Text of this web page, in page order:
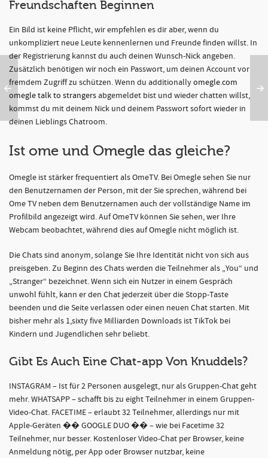
Freundschaften Beginnen
Ein Bild ist keine Pflicht, wir empfehlen es dir aber, wenn du
unkompliziert neue Leute kennenlernen und Freunde finden willst. In
der Registrierung kannst du auch deinen Wunsch-Nick angeben.
Zusätzlich benötigen wir noch ein Passwort, um deinen Account vor
fremdem Zugriff zu schützen. Wenn du additionallyomegle.com
omegle talk to strangers abgemeldet bist und wieder chatten willst,
kommst du mit deinem Nick und deinem Passwort sofort wieder in
deinen Lieblings Chatroom.
Ist ome und Omegle das gleiche?
Omegle ist stärker frequentiert als OmeTV. Bei Omegle sehen Sie nur
den Benutzernamen der Person, mit der Sie sprechen, während bei
Ome TV neben dem Benutzernamen auch der vollständige Name im
Profilbild angezeigt wird. Auf OmeTV können Sie sehen, wer Ihre
Webcam beobachtet, während dies auf Omegle nicht möglich ist.
Die Chats sind anonym, solange Sie Ihre Identität nicht von sich aus
preisgeben. Zu Beginn des Chats werden die Teilnehmer als „You“ und
„Stranger“ bezeichnet. Wenn sich ein Nutzer in einem Gespräch
unwohl fühlt, kann er den Chat jederzeit über die Stopp-Taste
beenden und die Seite verlassen oder einen neuen Chat starten. Mit
bisher mehr als 1,sixty five Milliarden Downloads ist TikTok bei
Kindern und Jugendlichen sehr beliebt.
Gibt Es Auch Eine Chat-app Von Knuddels?
INSTAGRAM – Ist für 2 Personen ausgelegt, nur als Gruppen-Chat geht
mehr. WHATSAPP – schafft bis zu eight Teilnehmer in einem Gruppen-
Video-Chat. FACETIME – erlaubt 32 Teilnehmer, allerdings nur mit
Apple-Geräten �� GOOGLE DUO �� – wie bei Facetime 32
Teilnehmer, nur besser. Kostenloser Video-Chat per Browser, keine
Anmeldung nötig, per App oder Browser nutzbar, keine